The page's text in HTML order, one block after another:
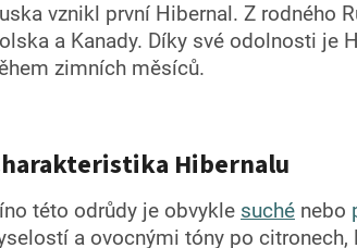
vznikl první Hibernal. Z rodného
a Kanady. Díky své odolnosti je
zimních měsíců.
Hibernalu
této odrůdy je obvykle suché nebo
a ovocnými tóny po